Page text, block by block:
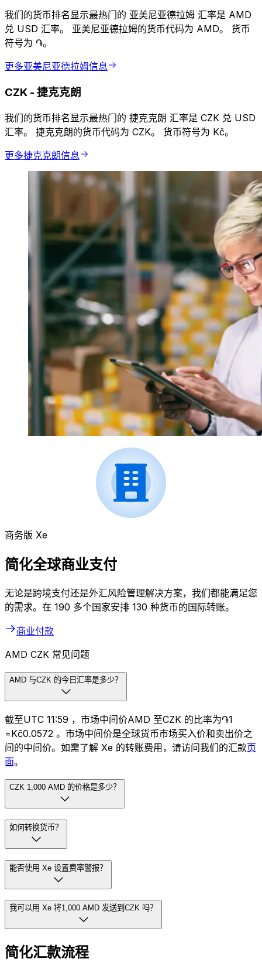
我们的货币排名显示最热门的 亚美尼亚德拉姆 汇率是 AMD
兑 USD 汇率。 亚美尼亚德拉姆的货币代码为 AMD。 货币
符号为 ֏。
更多亚美尼亚德拉姆信息
CZK - 捷克克朗
我们的货币排名显示最热门的 捷克克朗 汇率是 CZK 兑 USD
汇率。 捷克克朗的货币代码为 CZK。 货币符号为 Kč。
更多捷克克朗信息
商务版 Xe
简化全球商业支付
无论是跨境支付还是外汇风险管理解决方案，我们都能满足您
的需求。在 190 多个国家安排 130 种货币的国际转账。
商业付款
AMD CZK 常见问题
AMD 与CZK 的今日汇率是多少？
截至UTC 11:59 ，市场中间价AMD 至CZK 的比率为֏1
=Kč0.0572 。市场中间价是全球货币市场买入价和卖出价之
间的中间价。如需了解 Xe 的转账费用，请访问我们的汇款页
面。
CZK 1,000 AMD 的价格是多少？
如何转换货币？
能否使用 Xe 设置费率警报？
我可以用 Xe 将1,000 AMD 发送到CZK 吗？
简化汇款流程